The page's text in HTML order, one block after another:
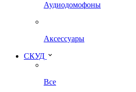
Аудиодомофоны
Аксессуары
СКУД
Все